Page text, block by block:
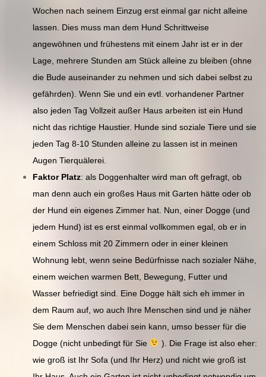
Wochen nach seinem Einzug erst einmal gar nicht alleine
lassen. Dies muss man dem Hund Schrittweise
angewöhnen und frühestens mit einem Jahr ist er in der
Lage, mehrere Stunden am Stück alleine zu bleiben (ohne
die Bude auseinander zu nehmen und sich dabei selbst zu
gefährden). Wenn Sie und ein evtl. vorhandener Partner
also jeden Tag Vollzeit außer Haus arbeiten ist ein Hund
nicht das richtige Haustier. Hunde sind soziale Tiere und sie
jeden Tag 8-10 Stunden alleine zu lassen ist in meinen
Augen Tierquälerei.
Faktor Platz: als Doggenhalter wird man oft gefragt, ob
man denn auch ein großes Haus mit Garten hätte oder ob
der Hund ein eigenes Zimmer hat. Nun, einer Dogge (und
jedem Hund) ist es erst einmal vollkommen egal, ob er in
einem Schloss mit 20 Zimmern oder in einer kleinen
Wohnung lebt, wenn seine Bedürfnisse nach sozialer Nähe,
einem weichen warmen Bett, Bewegung, Futter und
Wasser befriedigt sind. Eine Dogge hält sich eh immer in
dem Raum auf, wo auch Ihre Menschen sind und je näher
Sie dem Menschen dabei sein kann, umso besser für die
Dogge (nicht unbedingt für Sie
). Die Frage ist also eher:
wie groß ist Ihr Sofa (und Ihr Herz) und nicht wie groß ist